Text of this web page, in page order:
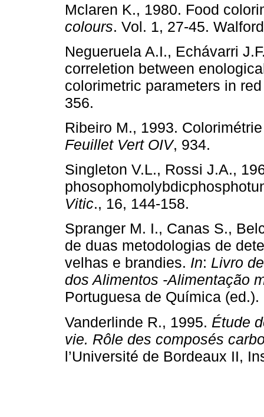
Mclaren K., 1980. Food
colours. Vol. 1, 27-45.
Negueruela A.I., Echávarri
correletion between
colorimetric parameters in
356.
Ribeiro M., 1993.
Feuillet Vert OIV, 934.
Singleton V.L., Rossi J.A.,
Vitic., 16, 144-158.
Spranger M. I., Canas S.,
de duas metodologias de
velhas e brandies. In: Livro
dos Alimentos -Alimentação
Portuguesa de Química (ed.).
Vanderlinde R., 1995. Étude
vie. Rôle des composés
l’Université de Bordeaux II,